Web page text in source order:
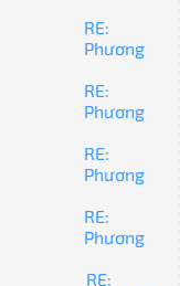
RE:
Phương
RE:
Phương
RE:
Phương
RE:
Phương
RE: